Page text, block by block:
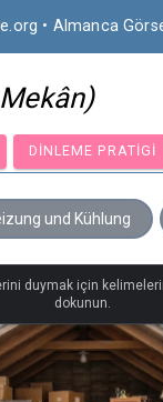
• Almanca
DINLEME
und Kühlung
duymak için
dokunun.